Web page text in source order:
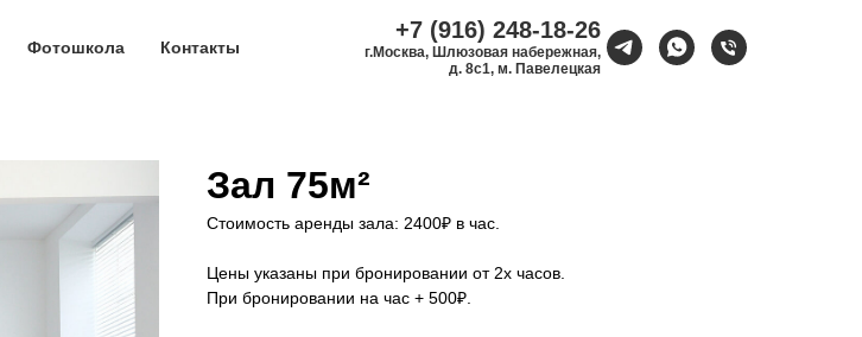
Фотошкола Контакты
+7 (916) 248-18-26
г.Москва, Шлюзовая набережная,
д. 8с1, м. Павелецкая
Зал 75м²
Стоимость аренды зала: 2400₽ в час.
Цены указаны при бронировании от 2х часов.
При бронировании на час + 500₽.